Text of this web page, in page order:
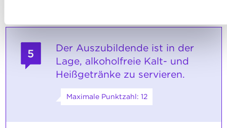
5
Der Auszubildende ist in der
Lage, alkoholfreie Kalt- und
Heißgetränke zu servieren.
Maximale Punktzahl: 12